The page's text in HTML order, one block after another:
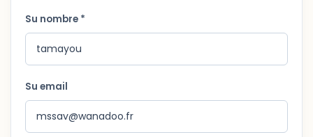
Su nombre *
Su email